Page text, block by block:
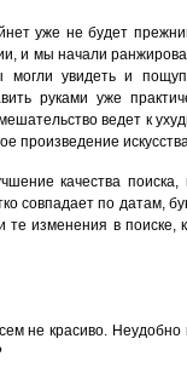
уже не будет
и мы начали
увидеть и
руками уже
ведет к
произведение
качества поиска,
совпадает по датам,
изменения в поиске,
не красиво.